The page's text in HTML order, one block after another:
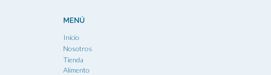
MENÚ
Inicio
Nosotros
Tienda
Alimento